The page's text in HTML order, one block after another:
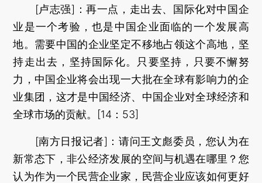
[卢志强]：再一点，走出去、国际化对中国企
业是一个考验，也是中国企业面临的一个发展高
地。需要中国的企业坚定不移地占领这个高地，坚
持走出去，坚持国际化。只要坚持，只要不懈努
力，中国企业将会出现一大批在全球有影响力的企
业集团，这才是中国经济、中国企业对全球经济和
全球市场的贡献。[14：53]
[南方日报记者]：请问王文彪委员，您认为在
新常态下，非公经济发展的空间与机遇在哪里？您
认为作为一个民营企业家，民营企业应该如何更好